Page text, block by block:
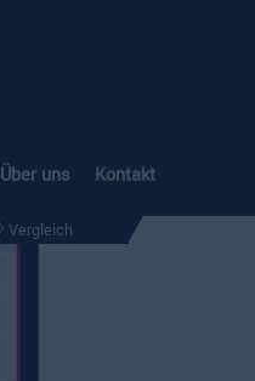
Über uns Kontakt
Vergleich